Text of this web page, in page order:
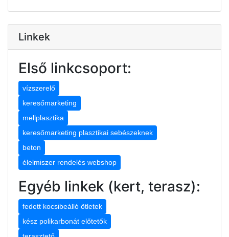
Linkek
Első linkcsoport:
vízszerelő
keresőmarketing
mellplasztika
keresőmarketing plasztikai sebészeknek
beton
élelmiszer rendelés webshop
Egyéb linkek (kert, terasz):
fedett kocsibeálló ötletek
kész polikarbonát előtetők